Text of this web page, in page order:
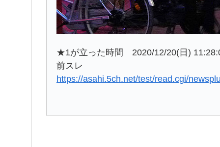
★1が立った時間 2020/12/20(日)
前スレ
https://asahi.5ch.net/test/read.cgi/